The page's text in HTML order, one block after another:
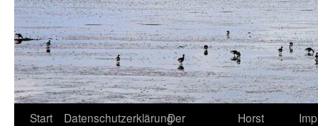
Start DatenschutzerklärungDer
Horst